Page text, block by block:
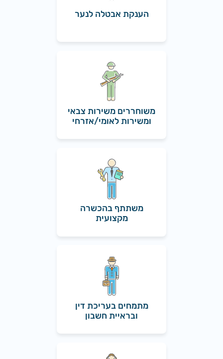
הענקת אבטלה לנער
משוחררים משירות צבאי
ומשירות לאומי/אזרחי
משתתף בהכשרה
מקצועית
מתמחים בעריכת דין
ובראיית חשבון